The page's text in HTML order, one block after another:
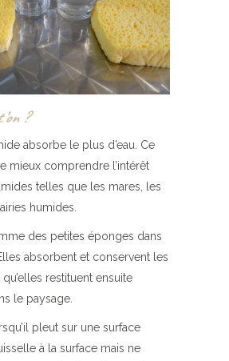
?
absorbe le plus d’eau. Ce
mieux comprendre l’intérêt
telles que les mares, les
humides.
des petites éponges dans
absorbent et conservent les
restituent ensuite
le paysage.
pleut sur une surface
à la surface mais ne